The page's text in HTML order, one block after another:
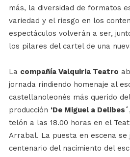
más, la diversidad de formatos
variedad y el riesgo en los
espectáculos volverán a ser,
los pilares del cartel de una
La compañía Valquiria Teatro
jornada rindiendo homenaje al
castellanoleonés más querido
producción ‘De Miguel a Delibes´
telón a las 18.00 horas en el
Arrabal. La puesta en escena se
centenario del nacimiento del